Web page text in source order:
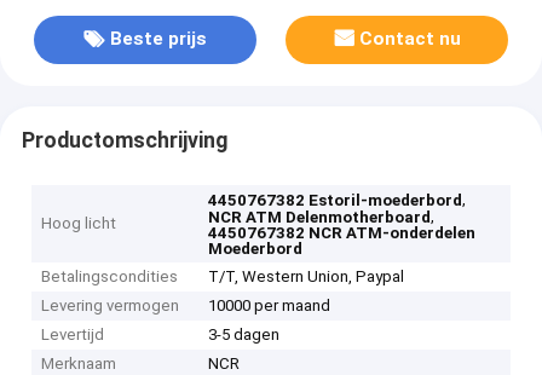
Beste prijs Contact nu
Productomschrijving
Hoog licht
4450767382 Estoril-moederbord,
NCR ATM Delenmotherboard,
4450767382 NCR ATM-onderdelen
Moederbord
Betalingscondities
T/T, Western Union, Paypal
Levering vermogen
10000 per maand
Levertijd
3-5 dagen
Merknaam
NCR